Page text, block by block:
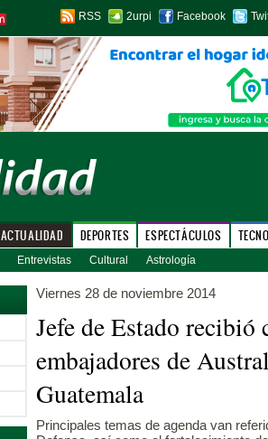
RSS 2urpi Facebook
ACTUALIDAD DEPORTES ESPECTÁCULOS
Entrevistas Cultural Astrología
Viernes 28 de noviembre 2014
Jefe de Estado recibió
embajadores de
Guatemala
Principales temas de agenda van